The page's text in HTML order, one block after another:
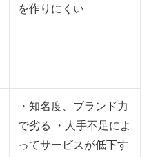
を作りにくい
・知名度、ブランド力
で劣る ・人手不足によ
ってサービスが低下す